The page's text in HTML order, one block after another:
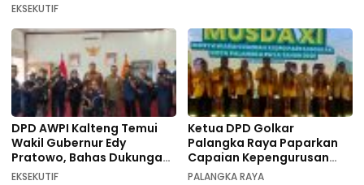
EKSEKUTIF
DPD AWPI Kalteng Temui
Wakil Gubernur Edy
Pratowo, Bahas Dukungan
Kongres Nasional II AWPI di
EKSEKUTIF
Ketua DPD Golkar
Palangka Raya Paparkan
Capaian Kepengurusan
pada Pembukaan Musda XI
PALANGKA RAYA